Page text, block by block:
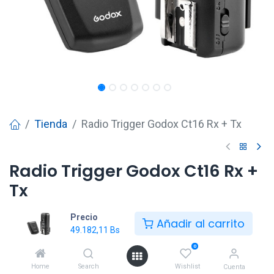
Precio
49.182,11 Bs Añadir al carrito
Home Search
0
Wishlist Cuenta
Tienda Radio Trigger Godox Ct16 Rx + Tx
Radio Trigger Godox Ct16 Rx +
Tx
49.182,11 Bs
Añadir al carrito